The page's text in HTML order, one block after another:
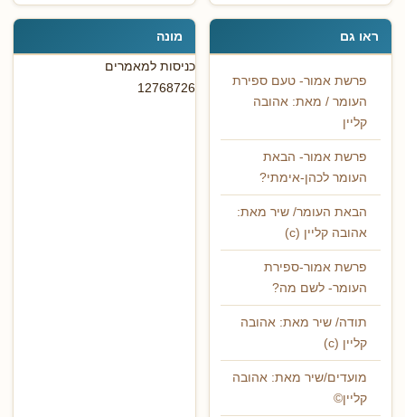
ראו גם
פרשת אמור- טעם ספירת
העומר / מאת: אהובה
קליין
פרשת אמור- הבאת
העומר לכהן-אימתי?
הבאת העומר/ שיר מאת:
אהובה קליין (c)
פרשת אמור-ספירת
העומר- לשם מה?
תודה/ שיר מאת: אהובה
קליין (c)
מועדים/שיר מאת: אהובה
קליין©
מונה
כניסות למאמרים
12768726